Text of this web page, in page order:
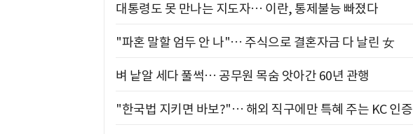
대통령도 못 만나는 지도자… 이란, 통제불능 빠졌다
"파혼 말할 엄두 안 나"… 주식으로 결혼자금 다 날린 女
벼 낱알 세다 풀썩… 공무원 목숨 앗아간 60년 관행
"한국법 지키면 바보?"… 해외 직구에만 특혜 주는 KC 인증